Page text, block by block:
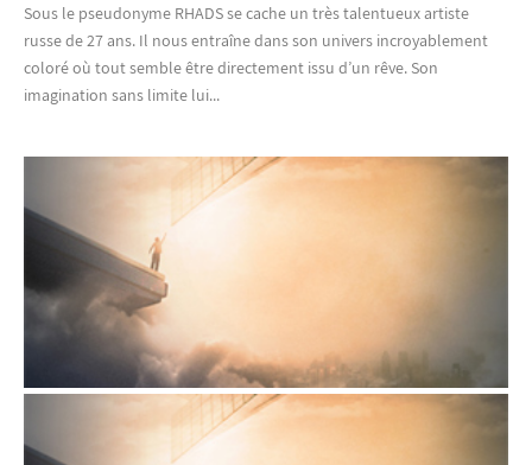
Sous le pseudonyme RHADS se cache un très talentueux artiste
russe de 27 ans. Il nous entraîne dans son univers incroyablement
coloré où tout semble être directement issu d’un rêve. Son
imagination sans limite lui...